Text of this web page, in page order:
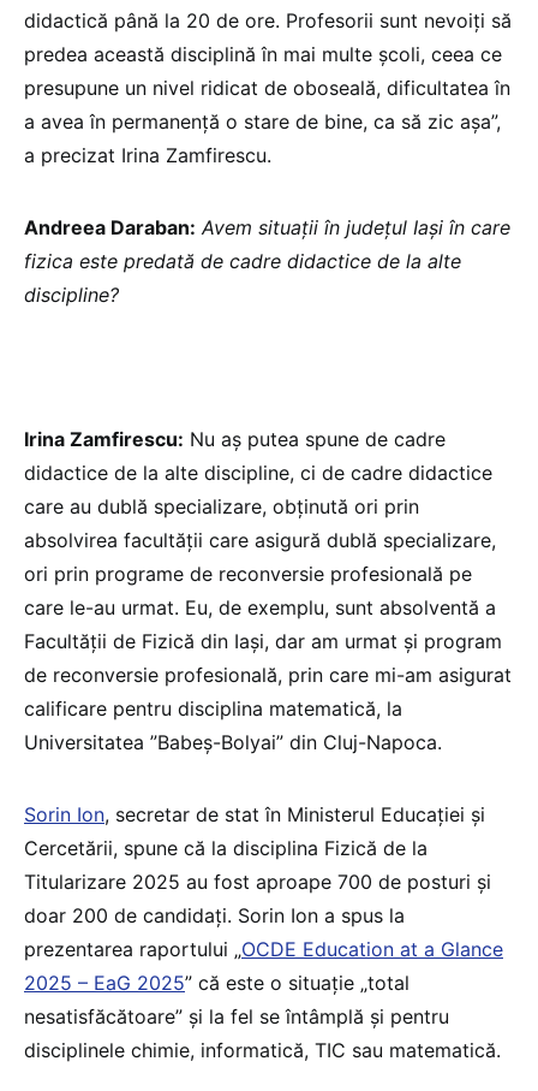
didactică până la 20 de ore. Profesorii sunt nevoiți să
predea această disciplină în mai multe școli, ceea ce
presupune un nivel ridicat de oboseală, dificultatea în
a avea în permanență o stare de bine, ca să zic așa”,
a precizat Irina Zamfirescu.
Andreea Daraban: Avem situații în județul Iași în care
fizica este predată de cadre didactice de la alte
discipline?
Irina Zamfirescu: Nu aș putea spune de cadre
didactice de la alte discipline, ci de cadre didactice
care au dublă specializare, obținută ori prin
absolvirea facultății care asigură dublă specializare,
ori prin programe de reconversie profesională pe
care le-au urmat. Eu, de exemplu, sunt absolventă a
Facultății de Fizică din Iași, dar am urmat și program
de reconversie profesională, prin care mi-am asigurat
calificare pentru disciplina matematică, la
Universitatea ”Babeș-Bolyai” din Cluj-Napoca.
Sorin Ion, secretar de stat în Ministerul Educației și
Cercetării, spune că la disciplina Fizică de la
Titularizare 2025 au fost aproape 700 de posturi și
doar 200 de candidați. Sorin Ion a spus la
prezentarea raportului „OCDE Education at a Glance
2025 – EaG 2025” că este o situație „total
nesatisfăcătoare” și la fel se întâmplă și pentru
disciplinele chimie, informatică, TIC sau matematică.